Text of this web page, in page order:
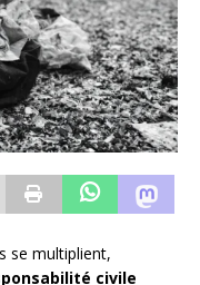
se multiplient,
civile